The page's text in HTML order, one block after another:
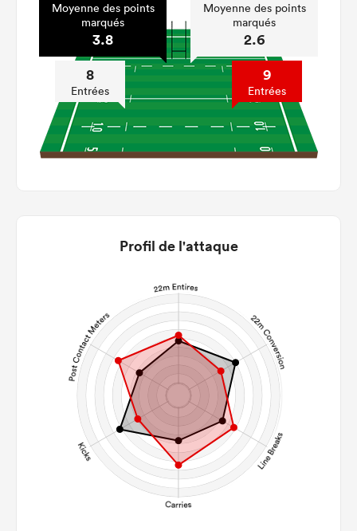
Moyenne des points
marqués
3.8
8
Entrées
Moyenne des points
marqués
2.6
9
Entrées
Profil de l'attaque